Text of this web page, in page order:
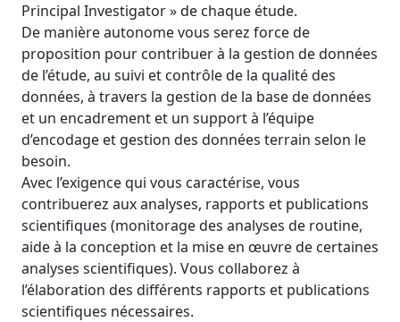
Principal Investigator » de chaque étude.
De manière autonome vous serez force de
proposition pour contribuer à la gestion de données
de l’étude, au suivi et contrôle de la qualité des
données, à travers la gestion de la base de données
et un encadrement et un support à l’équipe
d’encodage et gestion des données terrain selon le
besoin.
Avec l’exigence qui vous caractérise, vous
contribuerez aux analyses, rapports et publications
scientifiques (monitorage des analyses de routine,
aide à la conception et la mise en œuvre de certaines
analyses scientifiques). Vous collaborez à
l’élaboration des différents rapports et publications
scientifiques nécessaires.